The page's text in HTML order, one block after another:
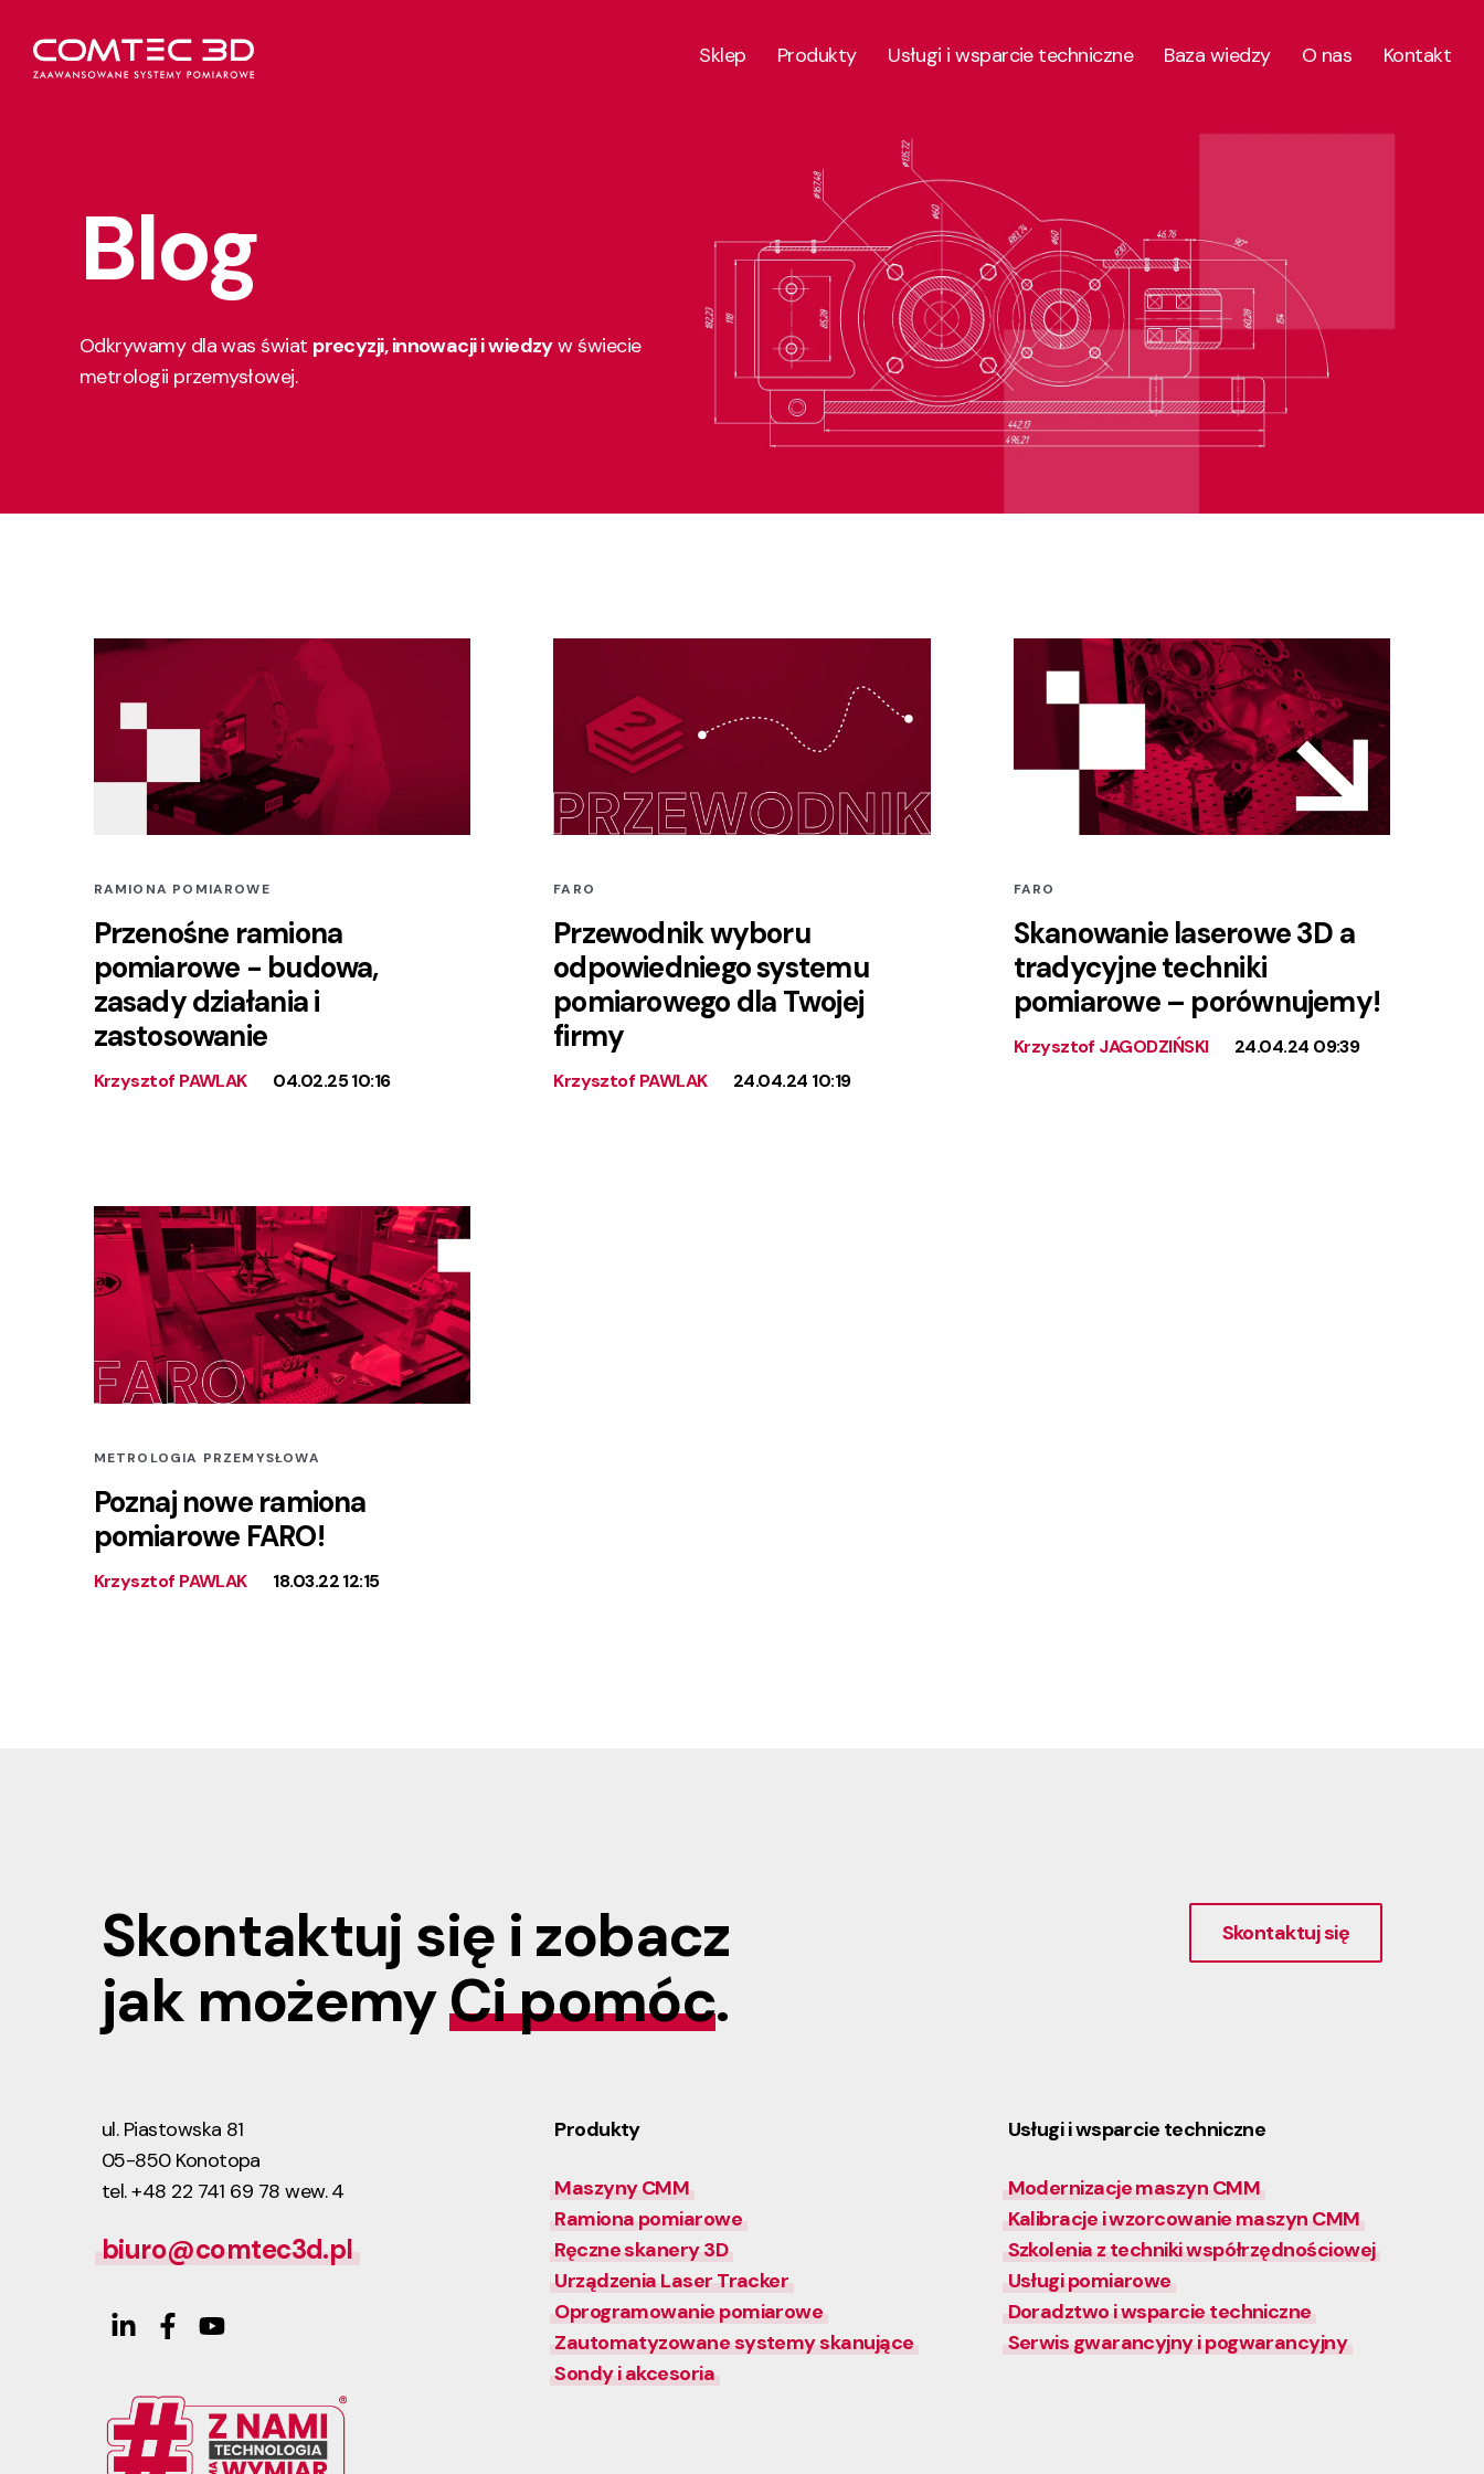
Sklep Produkty Usługi i wsparcie techniczne Baza wiedzy O nas Kontakt
Blog
Odkrywamy dla was świat precyzji, innowacji i wiedzyw świecie
metrologii przemysłowej.
RAMIONA POMIAROWE
Przenośne ramiona
pomiarowe - budowa,
zasady działania i
zastosowanie
Krzysztof PAWLAK 04.02.25 10:16
FARO
Przewodnik wyboru
odpowiedniego systemu
pomiarowego dla Twojej
firmy
Krzysztof PAWLAK 24.04.24 10:19
FARO
Skanowanie laserowe 3D a
tradycyjne techniki
pomiarowe – porównujemy!
Krzysztof JAGODZIŃSKI 24.04.24 09:39
METROLOGIA PRZEMYSŁOWA
Poznaj nowe ramiona
pomiarowe FARO!
Krzysztof PAWLAK 18.03.22 12:15
Skontaktuj się i zobacz
jak możemyCi pomóc.
Skontaktuj się
ul. Piastowska 81
05-850 Konotopa
tel. +48 22 741 69 78 wew. 4
biuro@comtec3d.pl
Produkty
Maszyny CMM
Ramiona pomiarowe
Ręczne skanery 3D
Urządzenia Laser Tracker
Oprogramowanie pomiarowe
Zautomatyzowane systemy skanujące
Sondy i akcesoria
Usługi i wsparcie techniczne
Modernizacje maszyn CMM
Kalibracje i wzorcowanie maszyn CMM
Szkolenia z techniki współrzędnościowej
Usługi pomiarowe
Doradztwo i wsparcie techniczne
Serwis gwarancyjny i pogwarancyjny